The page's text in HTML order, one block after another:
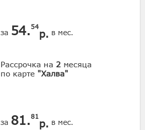
за 54. 54
р. в мес.
Рассрочка на 2 месяца
по карте "Халва"
за 81.81
р. в мес.